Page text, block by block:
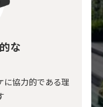
な
に協力的である理